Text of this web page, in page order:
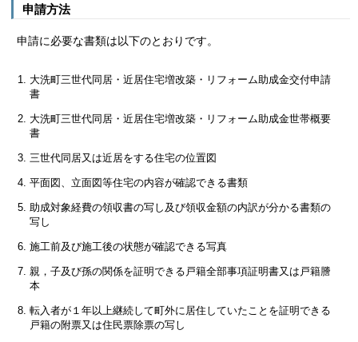
申請方法
申請に必要な書類は以下のとおりです。
大洗町三世代同居・近居住宅増改築・リフォーム助成金交付申請
書
大洗町三世代同居・近居住宅増改築・リフォーム助成金世帯概要
書
三世代同居又は近居をする住宅の位置図
平面図、立面図等住宅の内容が確認できる書類
助成対象経費の領収書の写し及び領収金額の内訳が分かる書類の
写し
施工前及び施工後の状態が確認できる写真
親，子及び孫の関係を証明できる戸籍全部事項証明書又は戸籍謄
本
転入者が１年以上継続して町外に居住していたことを証明できる
戸籍の附票又は住民票除票の写し